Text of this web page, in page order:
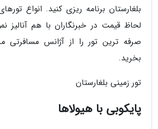
بلغارستان برنامه ریزی کنید. انواع
لحاظ قیمت در خبرنگاران با هم آنالیز
صرفه ترین تور را از آژانس مسافرتی
بخرید.
تور زمینی بلغارستان
پایکوبی با هیولاها